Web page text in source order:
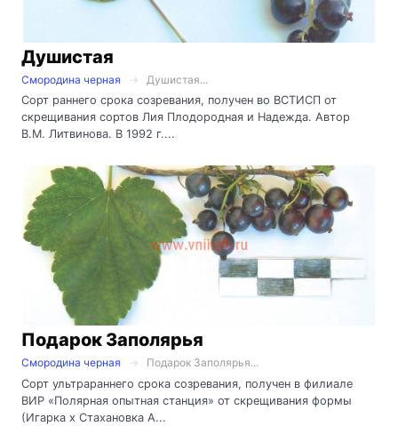
Душистая
Смородина черная
Душистая...
Сорт раннего срока созревания, получен во ВСТИСП от
скрещивания сортов Лия Плодородная и Надежда. Автор
В.М. Литвинова. В 1992 г....
Подарок Заполярья
Смородина черная
Подарок Заполярья...
Сорт ультрараннего срока созревания, получен в филиале
ВИР «Полярная опытная станция» от скрещивания формы
(Игарка х Стахановка А...